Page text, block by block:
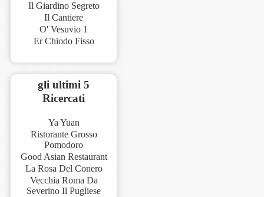
Il Giardino Segreto
Il Cantiere
O' Vesuvio 1
Er Chiodo Fisso
gli ultimi 5
Ricercati
Ya Yuan
Ristorante Grosso
Pomodoro
Good Asian Restaurant
La Rosa Del Conero
Vecchia Roma Da
Severino Il Pugliese